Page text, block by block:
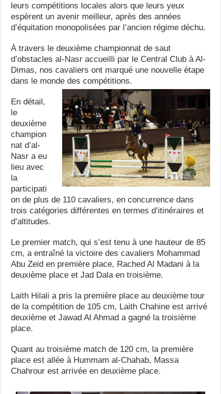
leurs compétitions locales alors que leurs yeux
espèrent un avenir meilleur, après des années
d’équitation monopolisées par l’ancien régime déchu.
À travers le deuxième championnat de saut
d’obstacles al-Nasr accueilli par le Central Club à Al-
Dimas, nos cavaliers ont marqué une nouvelle étape
dans le monde des compétitions.
En détail,
le
deuxième
champion
nat d’al-
Nasr a eu
lieu avec
la
participati
on de plus de 110 cavaliers, en concurrence dans
trois catégories différentes en termes d’itinéraires et
d’altitudes.
Le premier match, qui s’est tenu à une hauteur de 85
cm, a entraîné la victoire des cavaliers Mohammad
Abu Zeid en première place, Rached Al Madani à la
deuxième place et Jad Dala en troisième.
Laith Hilali a pris la première place au deuxième tour
de la compétition de 105 cm, Laith Chahine est arrivé
deuxième et Jawad Al Ahmad a gagné la troisième
place.
Quant au troisième match de 120 cm, la première
place est allée à Hummam al-Chahab, Massa
Chahrour est arrivée en deuxième place.